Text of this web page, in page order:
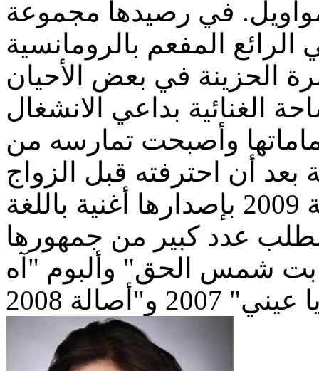
في رصيدها مجموعة
المفعم بالرومانسية
الغنائية بداعي الانشغال
وأصبحت تمارسه من
تزامنت عودتها إلى الساحة سنة 2009 بإصدارها أغنية باللغة
شمس الحق" وألبوم "آه